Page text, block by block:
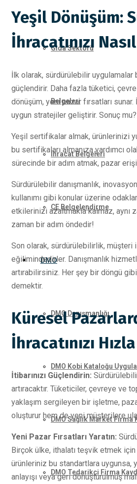
Gıda Sektörü
Belgeleri
İhracat Belgeleri
CE Belgelendirme
DMO
DMO Danışmanlığı
DMO Kobi Kataloğu
DMO Sağlık Market Firma
DMO Tedarikçi Firma
Yeşil Dönüşüm:
İhracatınızı
İlk olarak, sürdürülebilir uygulamalar
güçlendirir. Daha fazla tüketici,
dönüşüm, yeni pazar fırsatları
uygun stratejiler geliştirir. Sonuç
Yeşil sertifikalar almak, ürünlerinizi
bu sertifikaları almanıza yardımcı
sürecinde bir adım atmak, pazar
Sürdürülebilir danışmanlık,
kullanımı gibi konular üzerine
etkilerinizi azaltmakla kalmaz, aynı
zaman bir adım öndedir!
Son olarak, sürdürülebilirlik, müşteri
eğilimindedirler. Danışmanlık
artırabilirsiniz. Her şey bir döngü
demektir.
Küresel
İhracatınızı
İtibarınızı Güçlendirin:
artıracaktır. Tüketiciler, çevreye ve
yaklaşım sergileyen bir işletme,
oluşturur hem de yeni müşterilere
Yeni Pazar Fırsatları Yaratın:
Birçok ülke, ithalatı teşvik etmek
ürünleriniz bu standartlara uygunsa,
anlayışı veya geri dönüştürülmüş